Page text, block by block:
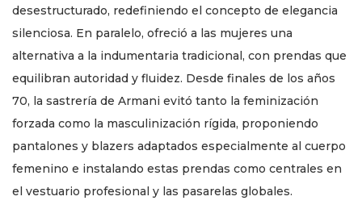
desestructurado, redefiniendo el concepto de elegancia
silenciosa. En paralelo, ofreció a las mujeres una
alternativa a la indumentaria tradicional, con prendas que
equilibran autoridad y fluidez. Desde finales de los años
70, la sastrería de Armani evitó tanto la feminización
forzada como la masculinización rígida, proponiendo
pantalones y blazers adaptados especialmente al cuerpo
femenino e instalando estas prendas como centrales en
el vestuario profesional y las pasarelas globales.